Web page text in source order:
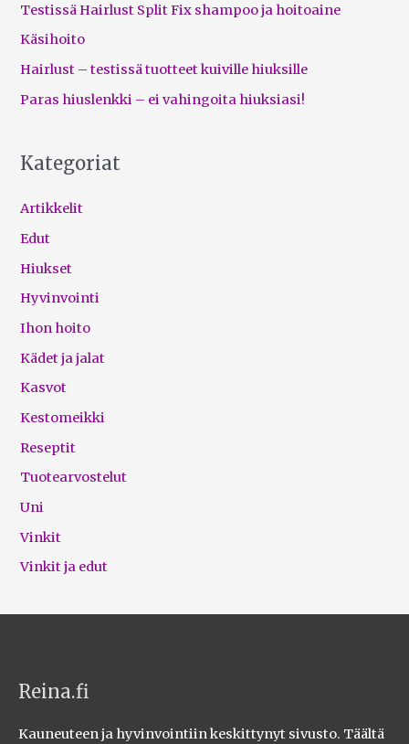
Testissä Hairlust Split Fix shampoo ja hoitoaine
Käsihoito
Hairlust – testissä tuotteet kuiville hiuksille
Paras hiuslenkki – ei vahingoita hiuksiasi!
Kategoriat
Artikkelit
Edut
Hiukset
Hyvinvointi
Ihon hoito
Kädet ja jalat
Kasvot
Kestomeikki
Reseptit
Tuotearvostelut
Uni
Vinkit
Vinkit ja edut
Reina.fi
Kauneuteen ja hyvinvointiin keskittynyt sivusto. Täältä